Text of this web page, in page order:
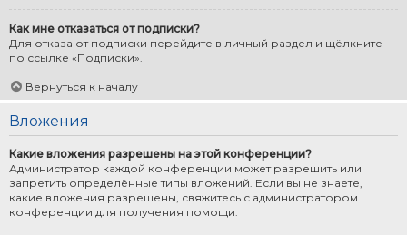
Как мне отказаться от подписки?
Для отказа от подписки перейдите в личный раздел и щёлкните
по ссылке «Подписки».
Вернуться к началу
Вложения
Какие вложения разрешены на этой конференции?
Администратор каждой конференции может разрешить или
запретить определённые типы вложений. Если вы не знаете,
какие вложения разрешены, свяжитесь с администратором
конференции для получения помощи.